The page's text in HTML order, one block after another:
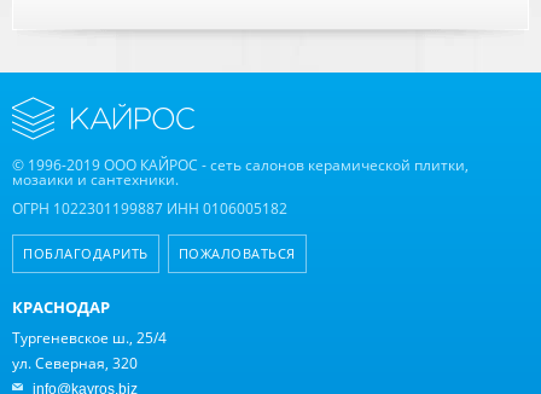
© 1996-2019 ООО КАЙРОС - сеть салонов керамической плитки,
мозаики и сантехники.
ОГРН 1022301199887 ИНН 0106005182
ПОБЛАГОДАРИТЬ ПОЖАЛОВАТЬСЯ
КРАСНОДАР
Тургеневское ш., 25/4
ул. Северная, 320
info@kayros.biz